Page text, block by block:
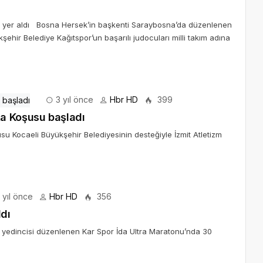
aldı Bosna Hersek’in başkenti Saraybosna’da düzenlenen
Belediye Kağıtspor’un başarılı judocuları milli takım adına
3 yıl önce Hbr HD 399
Koşusu başladı
Kocaeli Büyükşehir Belediyesinin desteğiyle İzmit Atletizm
önce Hbr HD 356
düzenlenen Kar Spor İda Ultra Maratonu’nda 30